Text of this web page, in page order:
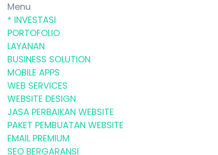
Menu
* INVESTASI
PORTOFOLIO
LAYANAN
BUSINESS SOLUTION
MOBILE APPS
WEB SERVICES
WEBSITE DESIGN
JASA PERBAIKAN WEBSITE
PAKET PEMBUATAN WEBSITE
EMAIL PREMIUM
SEO BERGARANSI